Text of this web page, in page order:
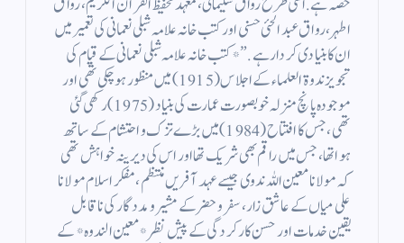
اطہر، رواق عبد الحئی حسنی اور کتب خانہ علامہ شبلی نعمانی کی تعمیر میں
ان کا بنیادی کردار ہے.”* کتب خانہ علامہ شبلی نعمانی کے قیام کی
تجویز ندوۃ العلماء کے اجلاس (1915) میں منظور ہوچکی تھی اور
موجودہ پانچ منزلہ خوبصورت عمارت کی بنیاد (1975) رکھی گئی
تھی، جس کا افتتاح (1984) میں بڑے تزک و احتشام کے ساتھ
ہوا تھا، جس میں راقم بھی شریک تھا اور اس کی دیرینہ خواہش تھی
کہ مولانا معین اللہ ندوی جیسے عہد آفریں منتظم، مفکر اسلام مولانا
علی میاں کے عاشق زار ، سفر و حضر کے مشیر و مددگار کی ناقابل
یقین خدمات اور حسن کارکردگی کے پیش نظر *معین الندوہ* کے